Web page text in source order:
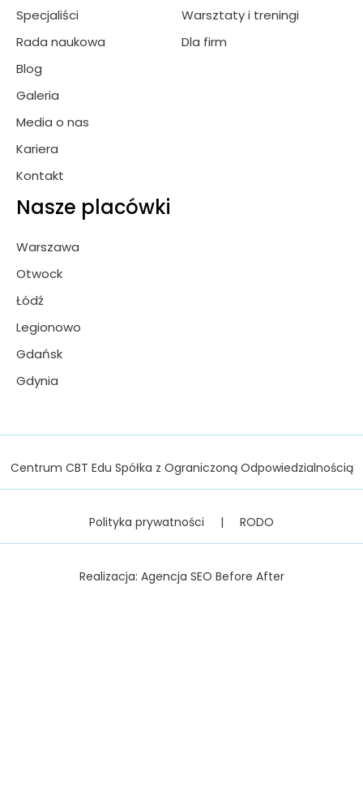
Specjaliści
Rada naukowa
Blog
Galeria
Media o nas
Kariera
Kontakt
Warsztaty i treningi
Dla firm
Nasze placówki
Warszawa
Otwock
Łódź
Legionowo
Gdańsk
Gdynia
Centrum CBT Edu Spółka z Ograniczoną Odpowiedzialnością
Polityka prywatności | RODO
Realizacja: Agencja SEO Before After